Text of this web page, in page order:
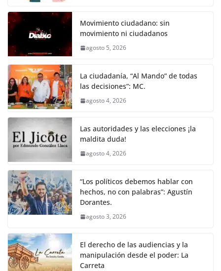
Movimiento ciudadano: sin
movimiento ni ciudadanos
agosto 5, 2026
La ciudadanía, “Al Mando” de todas
las decisiones”: MC.
agosto 4, 2026
Las autoridades y las elecciones ¡la
maldita duda!
agosto 4, 2026
“Los políticos debemos hablar con
hechos, no con palabras”: Agustín
Dorantes.
agosto 3, 2026
El derecho de las audiencias y la
manipulación desde el poder: La
Carreta